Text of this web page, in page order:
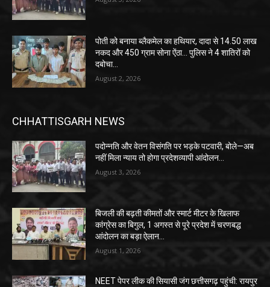
पोती को बनाया ब्लैकमेल का हथियार, दादा से 14.50 लाख
नकद और 450 ग्राम सोना ऐंठा… पुलिस ने 4 शातिरों को
दबोचा…
August 2, 2026
CHHATTISGARH NEWS
पदोन्नति और वेतन विसंगति पर भड़के पटवारी, बोले—अब
नहीं मिला न्याय तो होगा प्रदेशव्यापी आंदोलन…
August 3, 2026
बिजली की बढ़ती कीमतों और स्मार्ट मीटर के खिलाफ
कांग्रेस का बिगुल, 1 अगस्त से पूरे प्रदेश में चरणबद्ध
आंदोलन का बड़ा ऐलान…
August 1, 2026
NEET पेपर लीक की सियासी जंग छत्तीसगढ़ पहुंची: रायपुर